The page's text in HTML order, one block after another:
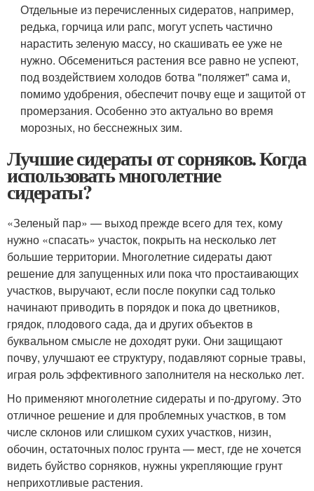
Отдельные из перечисленных сидератов, например,
редька, горчица или рапс, могут успеть частично
нарастить зеленую массу, но скашивать ее уже не
нужно. Обсемениться растения все равно не успеют,
под воздействием холодов ботва "поляжет" сама и,
помимо удобрения, обеспечит почву еще и защитой от
промерзания. Особенно это актуально во время
морозных, но бесснежных зим.
Лучшие сидераты от сорняков. Когда
использовать многолетние
сидераты?
«Зеленый пар» — выход прежде всего для тех, кому
нужно «спасать» участок, покрыть на несколько лет
большие территории. Многолетние сидераты дают
решение для запущенных или пока что простаивающих
участков, выручают, если после покупки сад только
начинают приводить в порядок и пока до цветников,
грядок, плодового сада, да и других объектов в
буквальном смысле не доходят руки. Они защищают
почву, улучшают ее структуру, подавляют сорные травы,
играя роль эффективного заполнителя на несколько лет.
Но применяют многолетние сидераты и по-другому. Это
отличное решение и для проблемных участков, в том
числе склонов или слишком сухих участков, низин,
обочин, остаточных полос грунта — мест, где не хочется
видеть буйство сорняков, нужны укрепляющие грунт
неприхотливые растения.